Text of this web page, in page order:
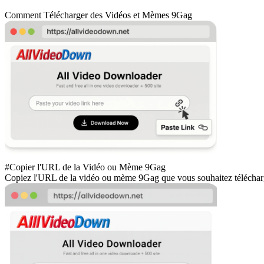
Comment Télécharger des Vidéos et Mèmes 9Gag
#Copier l'URL de la Vidéo ou Mème 9Gag
Copiez l'URL de la vidéo ou mème 9Gag que vous souhaitez